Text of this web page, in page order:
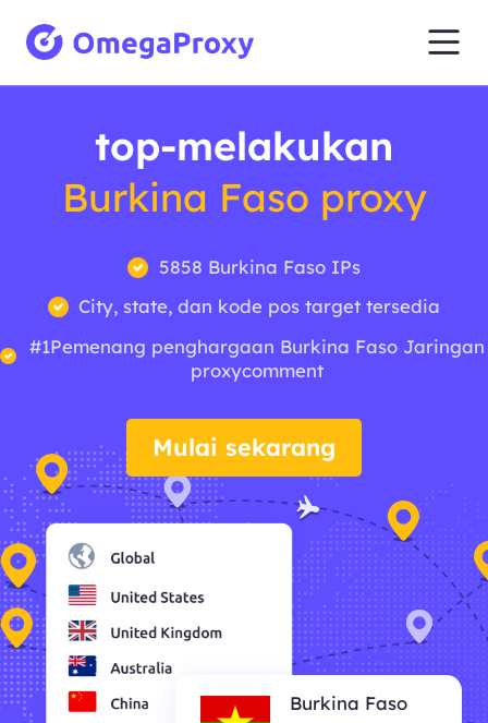
top-melakukan
Burkina Faso proxy
5858 Burkina Faso IPs
City, state, dan kode pos target tersedia
#1Pemenang penghargaan Burkina Faso Jaringan
proxycomment
Mulai sekarang
Burkina Faso